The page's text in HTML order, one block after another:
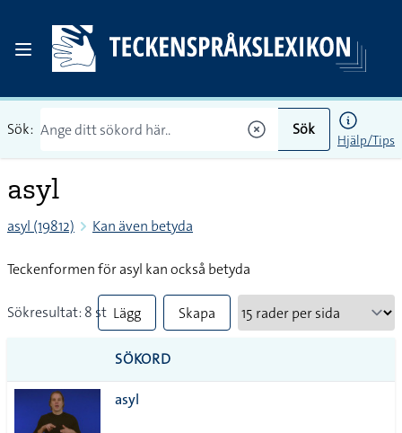
Sök: Sök
Hjälp/Tips
asyl
asyl (19812) Kan även betyda
Teckenformen för asyl kan också betyda
Sökresultat: 8 st Lägg
till
alla i
Skapa
SÖKORD
asyl